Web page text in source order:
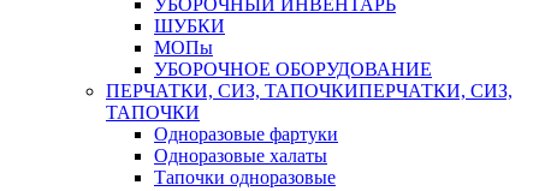
УБОРОЧНЫЙ ИНВЕНТАРЬ
ШУБКИ
МОПы
УБОРОЧНОЕ ОБОРУДОВАНИЕ
ПЕРЧАТКИ, СИЗ, ТАПОЧКИПЕРЧАТКИ, СИЗ,
ТАПОЧКИ
Одноразовые фартуки
Одноразовые халаты
Тапочки одноразовые